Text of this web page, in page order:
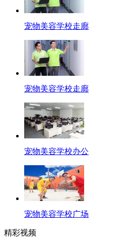
宠物美容学校走廊
宠物美容学校走廊
宠物美容学校办公
宠物美容学校广场
精彩视频